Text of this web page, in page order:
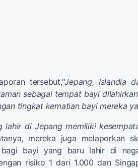
tersebut,"Jepang, Islandia
sebagai tempat bayi
tingkat kematian bayi mereka
lahir di Jepang memiliki
mereka juga melaporkan
bagi bayi yang baru lahir di
risiko 1 dari 1.000 dan